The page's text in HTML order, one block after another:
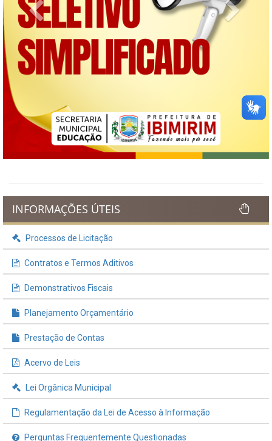
Previous Next
INFORMAÇÕES ÚTEIS
Processos de Licitação
Contratos e Termos Aditivos
Demonstrativos Fiscais
Planejamento Orçamentário
Prestação de Contas
Acervo de Leis
Lei Orgânica Municipal
Regulamentação da Lei de Acesso à Informação
Perguntas Frequentemente Questionadas